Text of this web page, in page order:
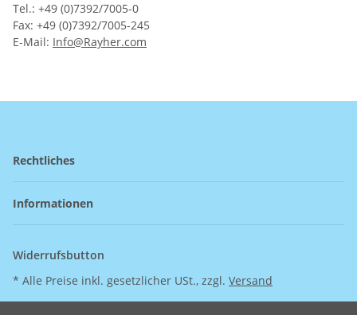
Tel.: +49 (0)7392/7005-0
Fax: +49 (0)7392/7005-245
E-Mail: Info@Rayher.com
Rechtliches
Informationen
Widerrufsbutton
* Alle Preise inkl. gesetzlicher USt., zzgl. Versand